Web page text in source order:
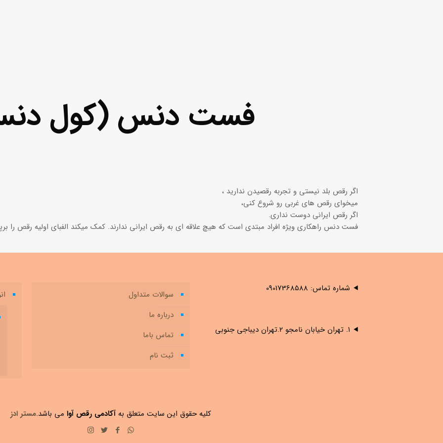
فست دنس (كول
اگر رقص بلد نیستی و تجربه رقصیدن ندارید ،
میخوای رقص های غربی رو شروع کنی،
اگر رقص ایرانی دوست نداری.
فست دنس راهکاری ويژه افراد مبتدى است که هيچ علاقه ای به رقص ايرانى ندارند. کمک میکند الفباى اوليه رقص را
شماره تماس: 09017368588
۱. تهران خیابان نامجو ۲.تهران دیباجی جنوبی
سوالات متداول
درباره ما
تماس باما
ثبت نام
کلیه حقوق این سایت متعلق بهآکادمی رقص آوامی باشد.مستر ادز